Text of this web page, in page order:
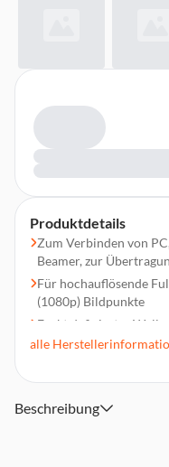
Produktdetails
Zum Verbinden von
Beamer, zur
Für hochauflösende
(1080p) Bildpunkte
Exakt definierter
optimale
elektromagnetischen
Optimierter
alle
Beschreibung